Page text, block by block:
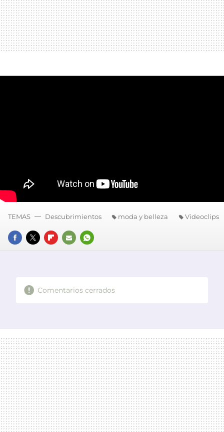
FACEBOOK
TWITTERFLIPBOARD
E-
WHATSAPP
TEMAS Descubrimientos moda y belleza Videoclips
Comentarios cerrados